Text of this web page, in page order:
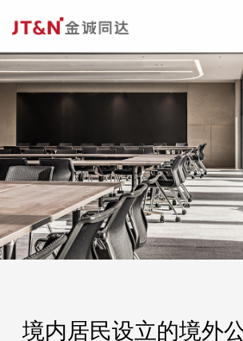
境内居民设立的境外